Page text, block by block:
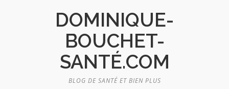
DOMINIQUE-
BOUCHET-
SANTÉ.COM
BLOG DE SANTÉ ET BIEN PLUS